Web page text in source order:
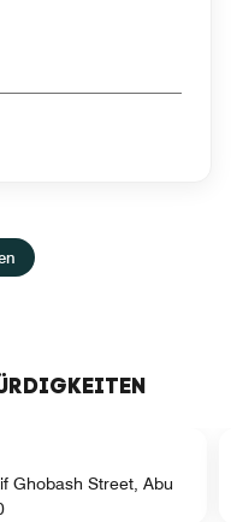
Ghobash Street, Abu